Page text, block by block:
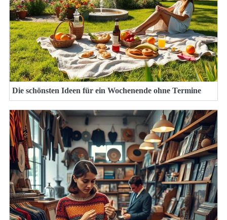
Die schönsten Ideen für ein Wochenende ohne Termine